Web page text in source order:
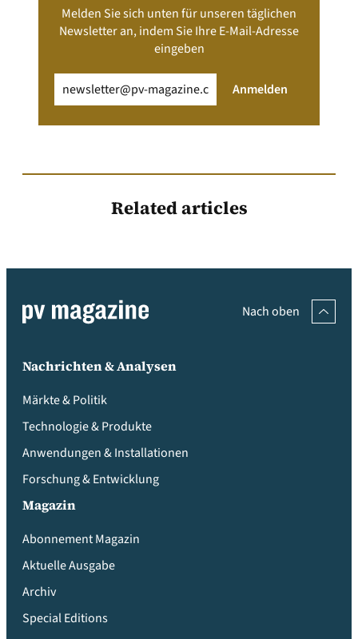
Melden Sie sich unten für unseren täglichen
Newsletter an, indem Sie Ihre E-Mail-Adresse
eingeben
(erforderlich) Anmelden
Related articles
Nach oben
Nachrichten & Analysen
Märkte & Politik
Technologie & Produkte
Anwendungen & Installationen
Forschung & Entwicklung
Magazin
Abonnement Magazin
Aktuelle Ausgabe
Archiv
Special Editions